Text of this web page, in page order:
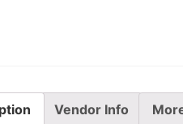
Vendor Info